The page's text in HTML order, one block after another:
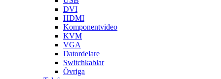
DVI
HDMI
Komponentvideo
KVM
VGA
Datordelare
Switchkablar
Övriga